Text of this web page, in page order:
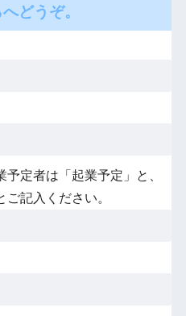
どうぞ。
定者は「起業予定」と、
記入ください。